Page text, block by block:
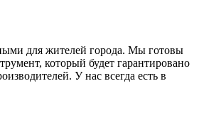
для жителей города. Мы готовы
который будет гарантировано
У нас всегда есть в